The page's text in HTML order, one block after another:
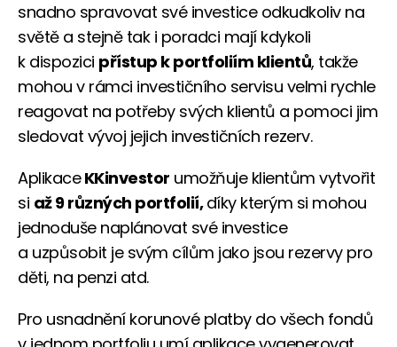
snadno spravovat své investice odkudkoliv na
světě a stejně tak i poradci mají kdykoli
k dispozici přístup k portfoliím klientů, takže
mohou v rámci investičního servisu velmi rychle
reagovat na potřeby svých klientů a pomoci jim
sledovat vývoj jejich investičních rezerv.
AplikaceKKinvestor umožňuje klientům vytvořit
si až 9 různých portfolií,díky kterým si mohou
jednoduše naplánovat své investice
a uzpůsobit je svým cílům jako jsou rezervy pro
děti, na penzi atd.
Pro usnadnění korunové platby do všech fondů